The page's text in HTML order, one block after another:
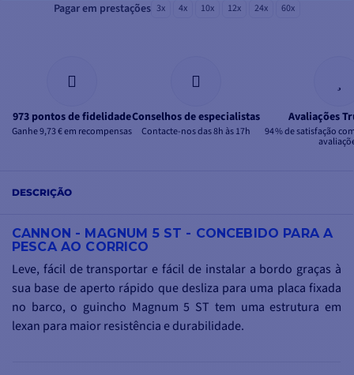
Pagar em prestações 3x 4x 10x 12x 24x 60x
973 pontos de fidelidade
Ganhe 9,73 € em recompensas
Conselhos de especialistas
Contacte-nos das 8h às 17h
Avaliações
94 % de satisfação
DESCRIÇÃO
CANNON - MAGNUM 5 ST - CONCEBIDO PARA A
PESCA AO CORRICO
Leve, fácil de transportar e fácil de instalar a bordo graças à
sua base de aperto rápido que desliza para uma placa fixada
no barco, o guincho Magnum 5 ST tem uma estrutura em
lexan para maior resistência e durabilidade.